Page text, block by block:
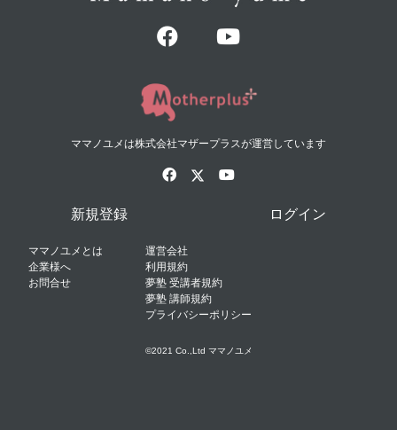
ママノユメは株式会社マザープラスが運営しています
新規登録 ログイン
ママノユメとは
企業様へ
お問合せ
運営会社
利用規約
夢塾 受講者規約
夢塾 講師規約
プライバシーポリシー
©2021 Co.,Ltd ママノユメ